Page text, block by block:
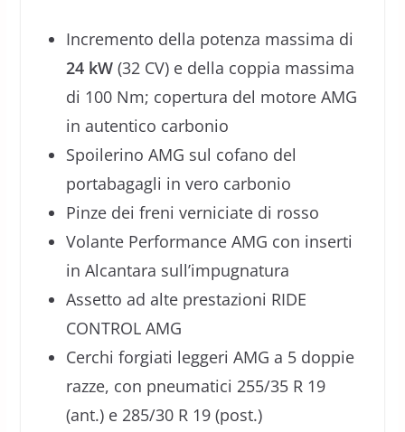
Incremento della potenza massima di
24 kW(32 CV) e della coppia massima
di 100 Nm; copertura del motore AMG
in autentico carbonio
Spoilerino AMG sul cofano del
portabagagli in vero carbonio
Pinze dei freni verniciate di rosso
Volante Performance AMG con inserti
in Alcantara sull’impugnatura
Assetto ad alte prestazioni RIDE
CONTROL AMG
Cerchi forgiati leggeri AMG a 5 doppie
razze, con pneumatici 255/35 R 19
(ant.) e 285/30 R 19 (post.)